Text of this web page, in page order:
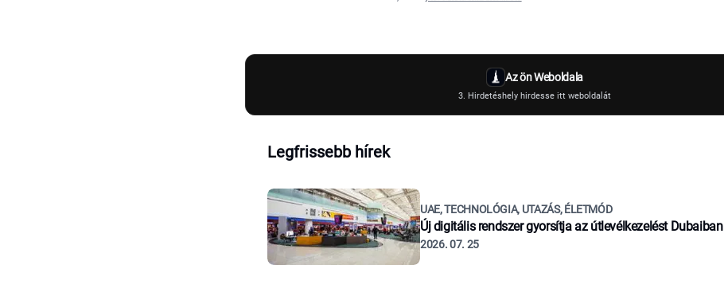
Az ön Weboldala
3. Hirdetéshely hirdesse itt weboldalát
Legfrissebb hírek
UAE, TECHNOLÓGIA, UTAZÁS, ÉLETMÓD
Új digitális rendszer gyorsítja az útlevélkezelést Dubaiban
2026. 07. 25